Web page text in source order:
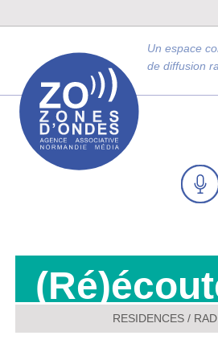
Un espace
de diffusion
RESIDENCES/